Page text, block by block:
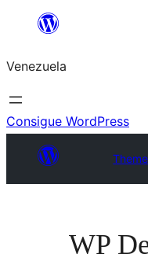
Saltar
contenido
Venezuela
Consigue WordPress
WP